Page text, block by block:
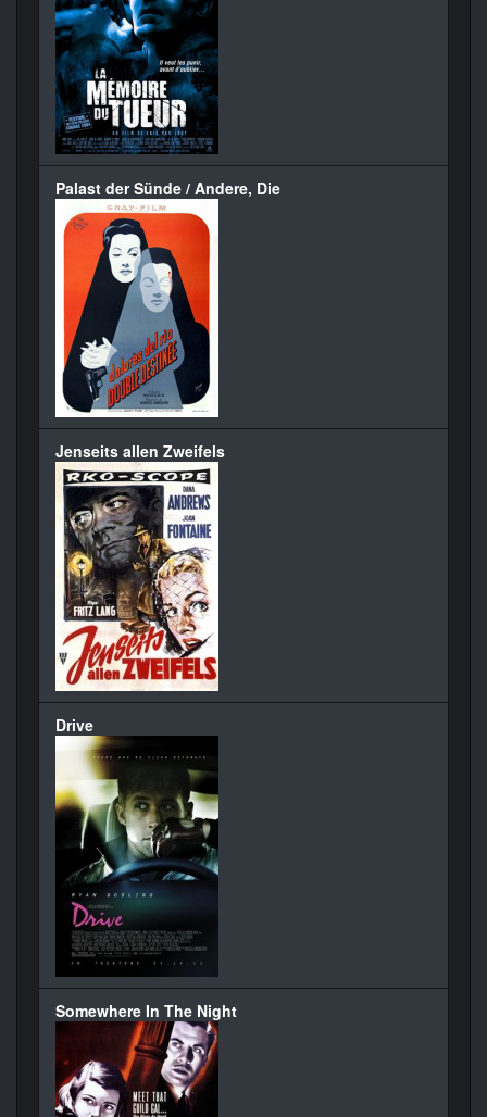
Palast der Sünde / Andere, Die
Jenseits allen Zweifels
Drive
Somewhere In The Night